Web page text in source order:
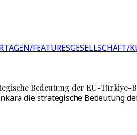
FEATURESGESELLSCHAFT/
Bedeutung der EU-Türkiye-
die strategische Bedeutung